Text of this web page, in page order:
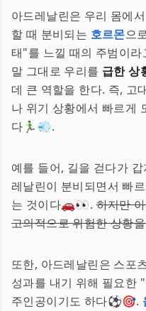
아드레날린은 우리 몸에
할 때 분비되는 호르몬으
태"를 느낄 때의 주범이
말 그대로 우리를 급한 상
데 큰 역할을 한다. 즉, 고
나 위기 상황에서 빠르게
다🏃‍♂️💨.
예를 들어, 길을 걷다가
레날린이 분비되면서 빠
는 것이다🚗👀.하지만
고의적으로 위험한 상황
또한, 아드레날린은 스포
성과를 내기 위해 필요한
주인공이기도 하다⚽️🎯.